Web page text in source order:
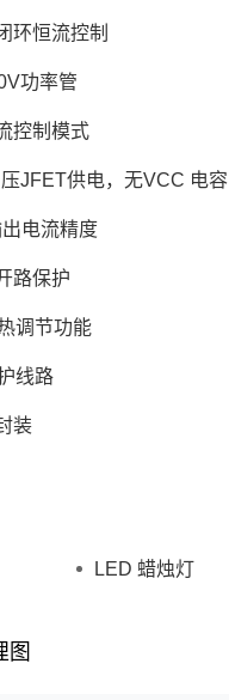
环恒流控制
功率管
控制模式
JFET供电，无VCC 电容
电流精度
路保护
调节功能
线路
装
LED 蜡烛灯
图